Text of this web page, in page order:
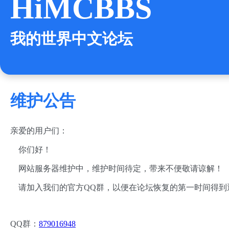
HiMCBBS
我的世界中文论坛
维护公告
亲爱的用户们：
你们好！
网站服务器维护中，维护时间待定，带来不便敬请谅解！
请加入我们的官方QQ群，以便在论坛恢复的第一时间得到
QQ群： 879016948